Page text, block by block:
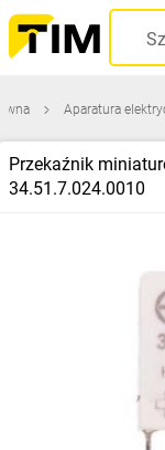
Aparatura
Przekaźnik
34.51.7.024.0010